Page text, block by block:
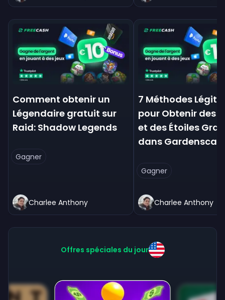
Comment obtenir un
Légendaire gratuit sur
Raid: Shadow Legends
Gagner
Charlee Anthony
7 Méthodes
pour Obtenir des
et des Étoiles
dans
Gagner
Charlee Anthony
Offres spéciales du jour